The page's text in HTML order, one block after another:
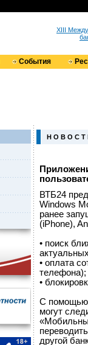
XIII
События
Н О В О С Т
ВТБ24
Windows
ранее
(iPhone),
• поиск
• оплата
телефона);
•
С помощью
могут
другой